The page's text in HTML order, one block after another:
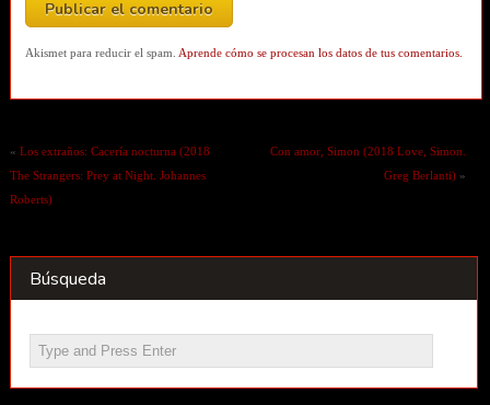
Akismet para reducir el spam. Aprende cómo se procesan los datos de tus comentarios.
« Los extraños: Cacería nocturna (2018
The Strangers: Prey at Night. Johannes
Roberts)
Con amor, Simon (2018 Love, Simon.
Greg Berlanti) »
Búsqueda